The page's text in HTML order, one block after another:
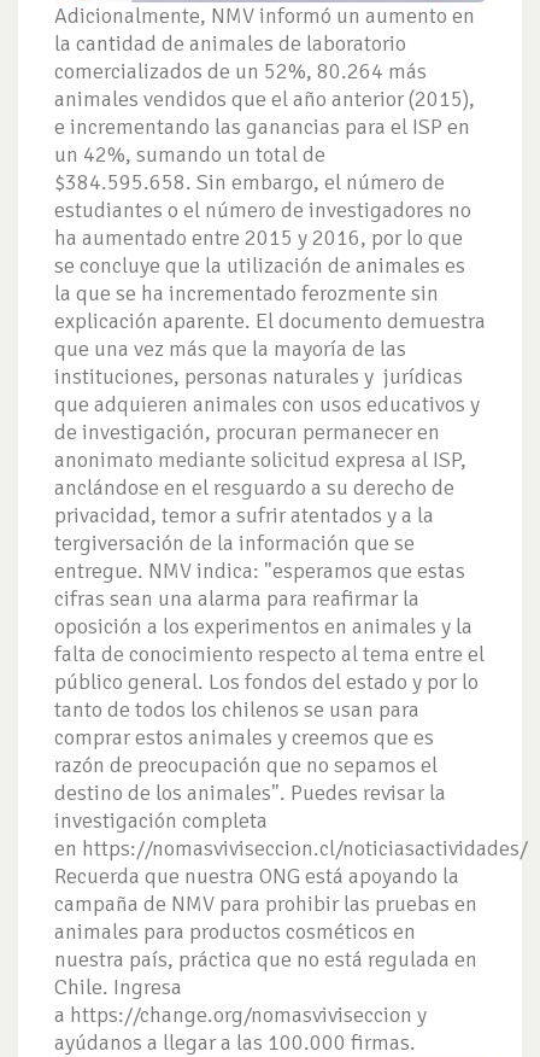
Adicionalmente, NMV informó un aumento en
la cantidad de animales de laboratorio
comercializados de un 52%, 80.264 más
animales vendidos que el año anterior (2015),
e incrementando las ganancias para el ISP en
un 42%, sumando un total de
$384.595.658. Sin embargo, el número de
estudiantes o el número de investigadores no
ha aumentado entre 2015 y 2016, por lo que
se concluye que la utilización de animales es
la que se ha incrementado ferozmente sin
explicación aparente. El documento demuestra
que una vez más que la mayoría de las
instituciones, personas naturales y jurídicas
que adquieren animales con usos educativos y
de investigación, procuran permanecer en
anonimato mediante solicitud expresa al ISP,
anclándose en el resguardo a su derecho de
privacidad, temor a sufrir atentados y a la
tergiversación de la información que se
entregue. NMV indica: "esperamos que estas
cifras sean una alarma para reafirmar la
oposición a los experimentos en animales y la
falta de conocimiento respecto al tema entre el
público general. Los fondos del estado y por lo
tanto de todos los chilenos se usan para
comprar estos animales y creemos que es
razón de preocupación que no sepamos el
destino de los animales". Puedes revisar la
investigación completa
en https://nomasviviseccion.cl/noticiasactividades/
Recuerda que nuestra ONG está apoyando la
campaña de NMV para prohibir las pruebas en
animales para productos cosméticos en
nuestra país, práctica que no está regulada en
Chile. Ingresa
a https://change.org/nomasviviseccion y
ayúdanos a llegar a las 100.000 firmas.